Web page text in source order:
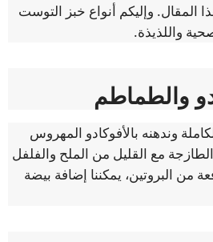
المقال. وإليكم أنواع خبز التوست
واللذيذة.
والطماطم
وندهنه بالأفوكادو المهروس
مع القليل من الملح والفلفل
من البروتين، يمكننا إضافة بيضة